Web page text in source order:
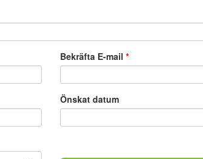
Bekräfta E-mail*
Önskat datum